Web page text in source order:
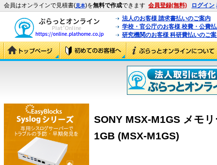
会員はオンラインで見積書(見本)を無料で作成できます 会員登録(無料) ログイン
法人のお客様 請求書払いのご案内
学校・官公庁のお客様 校費・公費
研究機関のお客様 科研費払いのご
SONY MSX-M1GS メモ
1GB (MSX-M1GS)